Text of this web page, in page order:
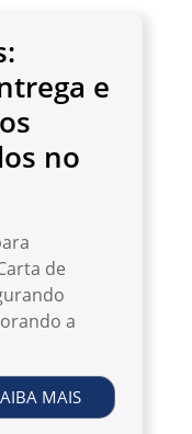
e
no
de
a
MAIS